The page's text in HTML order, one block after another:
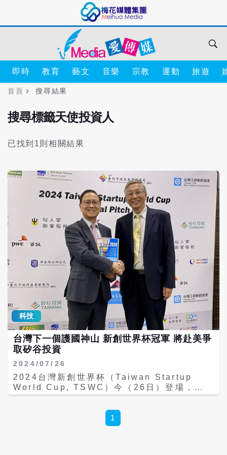
即時 教育 藝文 音樂 宗教 運動 旅遊
首頁 搜尋結果
搜尋標籤天使投資人
已找到1則相關結果
科技
台灣下一個護國神山 新創世界杯冠軍 將赴美爭
取矽谷投資
2024/07/26
2024台灣新創世界杯（Taiwan Startup
World Cup, TSWC）今（26日）登場，優
勝者振生半導體（Jmem Technology Co.,
家的團隊角逐爭取100萬美金投資款。台灣工
研新創協會總會長高繼祖表示，生技是現在新
1